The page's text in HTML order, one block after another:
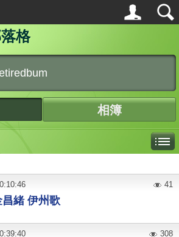
格
相簿
緒 伊州歌
41
308